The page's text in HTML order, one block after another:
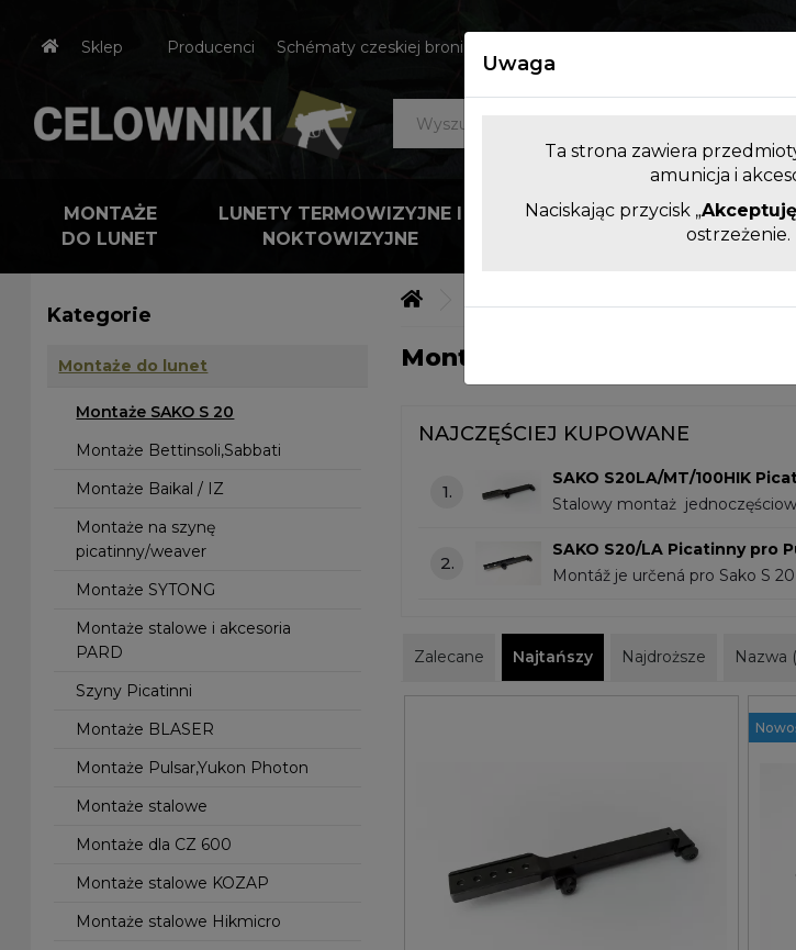
Sklep Producenci Schématy czeskiej broni
MONTAŻE
DO LUNET
LUNETY TERMOWIZYJNE I
NOKTOWIZYJNE
LUFY DO BRONI KRÓTKIEJ I
DŁUGIEJ BEZ KOMORY
Kategorie
Montaże do lunet
Montaże SAKO S 20
Montaże Bettinsoli,Sabbati
Montaże Baikal / IZ
Montaże na szynę
picatinny/weaver
Montaże SYTONG
Montaże stalowe i akcesoria
PARD
Szyny Picatinni
Montaże BLASER
Montaże Pulsar,Yukon Photon
Montaże stalowe
Montaże dla CZ 600
Montaże stalowe KOZAP
Montaże stalowe Hikmicro
Montaże SAKO S 20
NAJCZĘŚCIEJ KUPOWANE
1.
SAKO S20LA/MT/100HIK
Stalowy montaż
2.
SAKO S20/LA Picatinny pro
Montáž je určená pro Sako S 20 pro šínu o
Zalecane Najtańszy Najdroższe Nazwa
Uwaga
Ta strona zawiera
amunicja i
Naciskając przycisk „Akceptuję
ostrzeżenie.